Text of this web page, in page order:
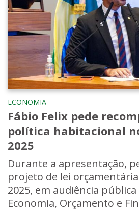
ECONOMIA
Fábio Felix pede
política habitacional
2025
Durante a apresentação,
projeto de lei
2025, em audiência
Economia, Orçamento e